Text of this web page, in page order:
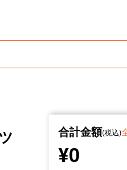
合計金額(税込)
¥0